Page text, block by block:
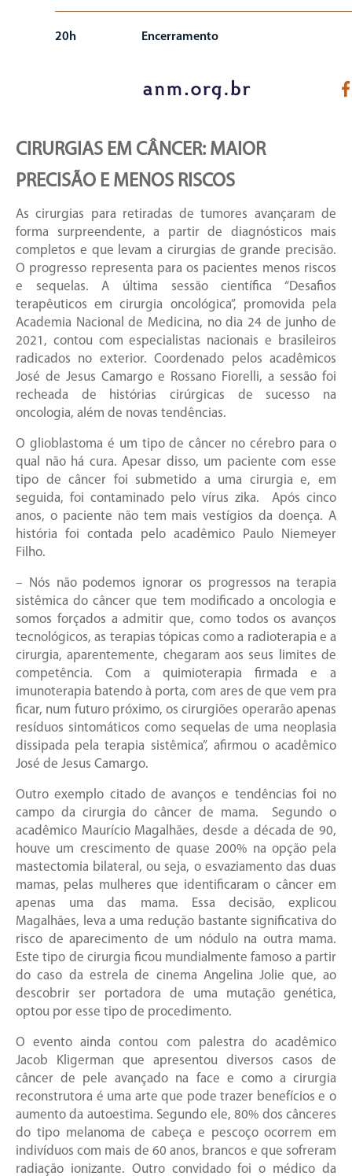
20h Encerramento
CIRURGIAS EM CÂNCER: MAIOR
PRECISÃO E MENOS RISCOS
As cirurgias para retiradas de tumores avançaram de
forma surpreendente, a partir de diagnósticos mais
completos e que levam a cirurgias de grande precisão.
O progresso representa para os pacientes menos riscos
e sequelas. A última sessão científica “Desafios
terapêuticos em cirurgia oncológica”, promovida pela
Academia Nacional de Medicina, no dia 24 de junho de
2021, contou com especialistas nacionais e brasileiros
radicados no exterior. Coordenado pelos acadêmicos
José de Jesus Camargo e Rossano Fiorelli, a sessão foi
recheada de histórias cirúrgicas de sucesso na
oncologia, além de novas tendências.
O glioblastoma é um tipo de câncer no cérebro para o
qual não há cura. Apesar disso, um paciente com esse
tipo de câncer foi submetido a uma cirurgia e, em
seguida, foi contaminado pelo vírus zika. Após cinco
anos, o paciente não tem mais vestígios da doença. A
história foi contada pelo acadêmico Paulo Niemeyer
Filho.
– Nós não podemos ignorar os progressos na terapia
sistêmica do câncer que tem modificado a oncologia e
somos forçados a admitir que, como todos os avanços
tecnológicos, as terapias tópicas como a radioterapia e a
cirurgia, aparentemente, chegaram aos seus limites de
competência. Com a quimioterapia firmada e a
imunoterapia batendo à porta, com ares de que vem pra
ficar, num futuro próximo, os cirurgiões operarão apenas
resíduos sintomáticos como sequelas de uma neoplasia
dissipada pela terapia sistêmica”, afirmou o acadêmico
José de Jesus Camargo.
Outro exemplo citado de avanços e tendências foi no
campo da cirurgia do câncer de mama. Segundo o
acadêmico Maurício Magalhães, desde a década de 90,
houve um crescimento de quase 200% na opção pela
mastectomia bilateral, ou seja, o esvaziamento das duas
mamas, pelas mulheres que identificaram o câncer em
apenas uma das mama. Essa decisão, explicou
Magalhães, leva a uma redução bastante significativa do
risco de aparecimento de um nódulo na outra mama.
Este tipo de cirurgia ficou mundialmente famoso a partir
do caso da estrela de cinema Angelina Jolie que, ao
descobrir ser portadora de uma mutação genética,
optou por esse tipo de procedimento.
O evento ainda contou com palestra do acadêmico
Jacob Kligerman que apresentou diversos casos de
câncer de pele avançado na face e como a cirurgia
reconstrutora é uma arte que pode trazer benefícios e o
aumento da autoestima. Segundo ele, 80% dos cânceres
do tipo melanoma de cabeça e pescoço ocorrem em
indivíduos com mais de 60 anos, brancos e que sofreram
radiação ionizante. Outro convidado foi o médico da